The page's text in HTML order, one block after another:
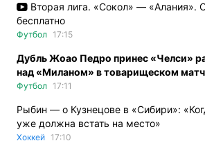
Вторая лига. «Сокол» — «Алания».
бесплатно
Футбол 17:15
Дубль Жоао Педро принес «Челси»
над «Миланом» в товарищеском
Футбол 17:11
Рыбин — о Кузнецове в «Сибири»:
уже должна встать на место»
Хоккей 17:10